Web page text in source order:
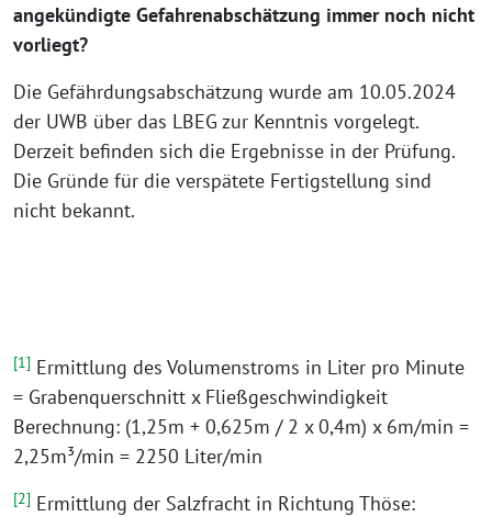
angekündigte Gefahrenabschätzung immer noch nicht
vorliegt?
Die Gefährdungsabschätzung wurde am 10.05.2024
der UWB über das LBEG zur Kenntnis vorgelegt.
Derzeit befinden sich die Ergebnisse in der Prüfung.
Die Gründe für die verspätete Fertigstellung sind
nicht bekannt.
[1] Ermittlung des Volumenstroms in Liter pro Minute
= Grabenquerschnitt x Fließgeschwindigkeit
Berechnung: (1,25m + 0,625m / 2 x 0,4m) x 6m/min =
2,25m³/min = 2250 Liter/min
[2] Ermittlung der Salzfracht in Richtung Thöse: